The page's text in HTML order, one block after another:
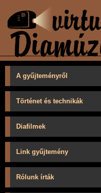
A gyűjteményről
Történet és technikák
Diafilmek
Link gyűjtemény
Rólunk írták